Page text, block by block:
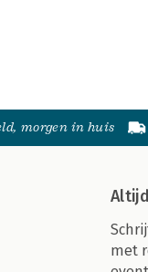
morgen in huis
met